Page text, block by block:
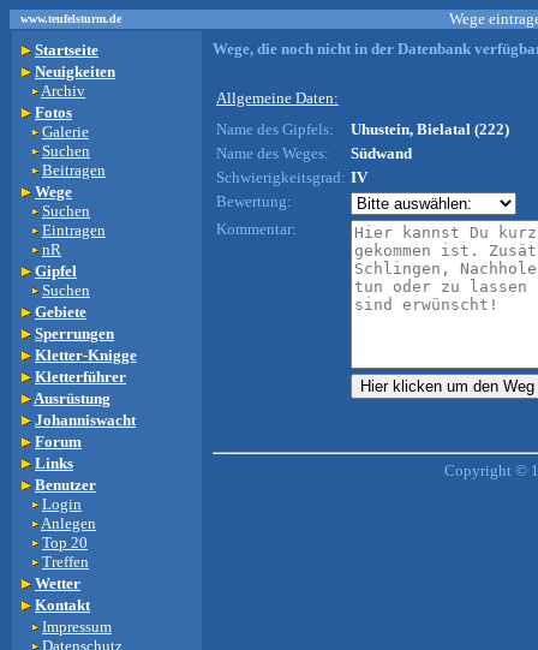
www.teufelsturm.de
Wege
Startseite
Neuigkeiten
Archiv
Fotos
Galerie
Suchen
Beitragen
Wege
Suchen
Eintragen
nR
Gipfel
Suchen
Gebiete
Sperrungen
Kletter-Knigge
Kletterführer
Ausrüstung
Johanniswacht
Forum
Links
Benutzer
Login
Anlegen
Top 20
Treffen
Wetter
Kontakt
Impressum
Datenschutz
Wege, die noch nicht in der Datenbank
Allgemeine Daten:
Name des Gipfels:
Uhustein, Bielatal (222)
Name des Weges:
Südwand
Schwierigkeitsgrad: IV
Bewertung:
Kommentar:
Copyright ©